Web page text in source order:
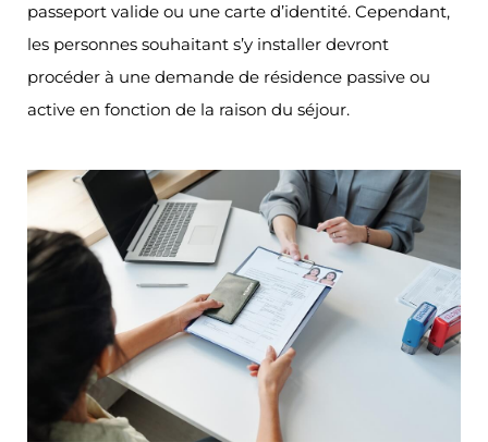
passeport valide ou une carte d’identité. Cependant,
les personnes souhaitant s’y installer devront
procéder à une demande de résidence passive ou
active en fonction de la raison du séjour.